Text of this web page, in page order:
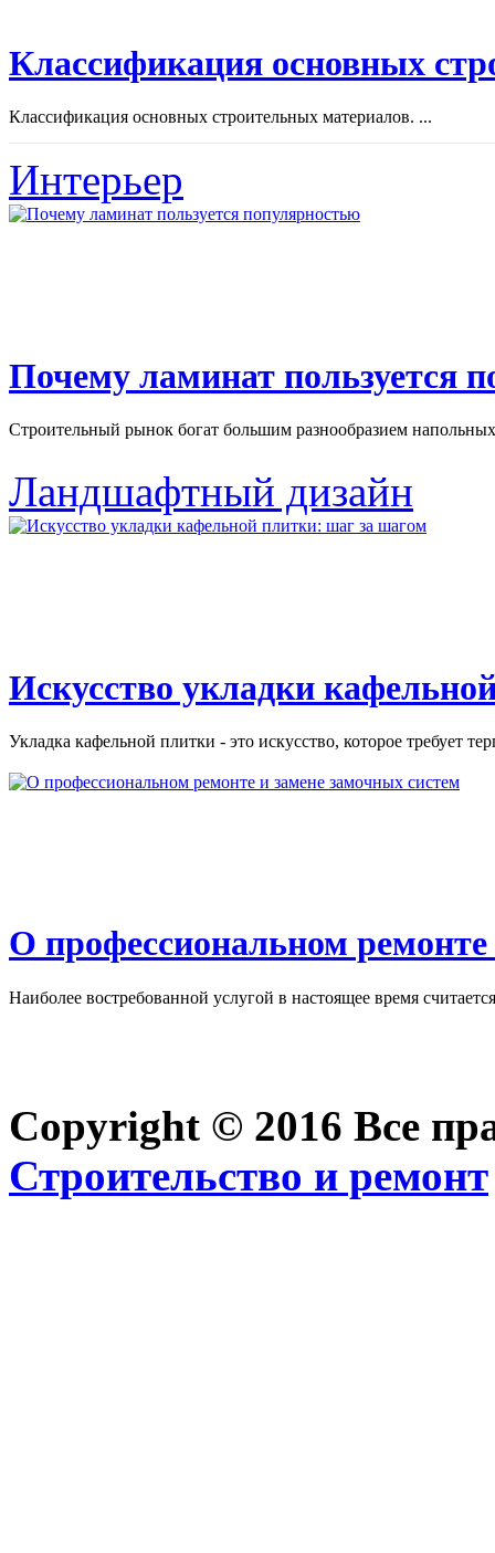
Классификация основных
Классификация основных строительных материалов. ...
Интерьер
Почему ламинат пользуется
Строительный рынок богат большим разнообразием
Ландшафтный дизайн
Искусство укладки
Укладка кафельной плитки - это искусство, которое требует
О профессиональном
Наиболее востребованной услугой в настоящее время
Copyright © 2016 Все
Строительство и ремонт